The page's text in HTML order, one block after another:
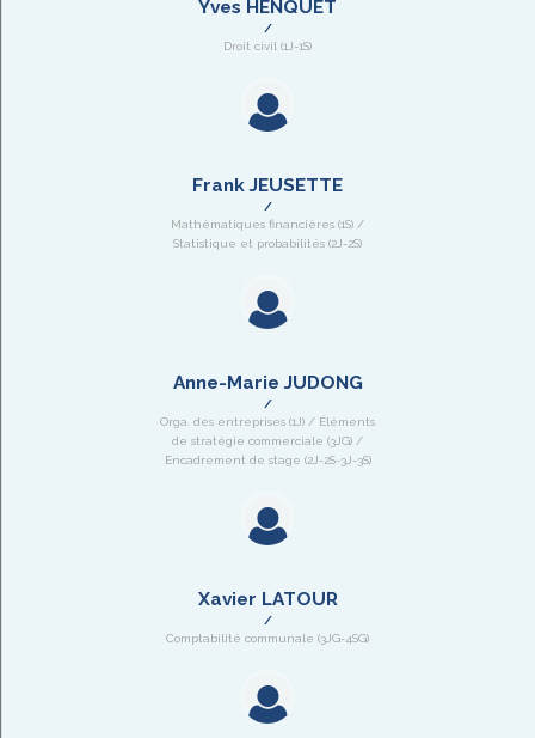
Yves HENQUET
Droit civil (1J-1S)
Frank JEUSETTE
Mathématiques financières (1S) /
Statistique et probabilités (2J-2S)
Anne-Marie JUDONG
Orga. des entreprises (1J) / Éléments
de stratégie commerciale (3JG) /
Encadrement de stage (2J-2S-3J-3S)
Xavier LATOUR
Comptabilité communale (3JG-4SG)